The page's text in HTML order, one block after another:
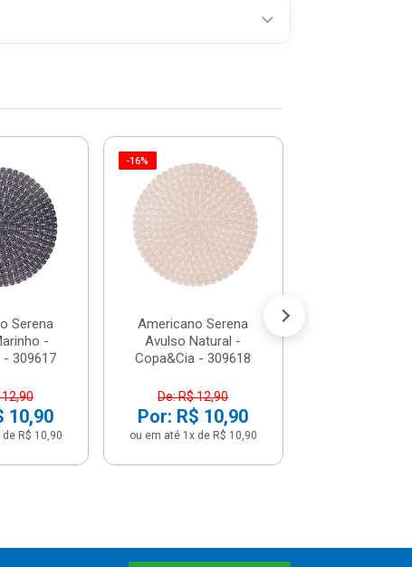
Serena
-
- 309617
12,90
10,90
R$ 10,90
-16%
Americano Serena
Avulso Natural -
Copa&Cia - 309618
De: R$ 12,90
Por: R$ 10,90
ou em até 1x de R$ 10,90